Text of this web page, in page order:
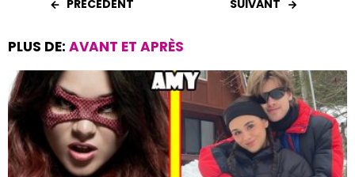
o
k
p
p
PRÉCÉDENT SUIVANT
PLUS DE: AVANT ET APRÈS